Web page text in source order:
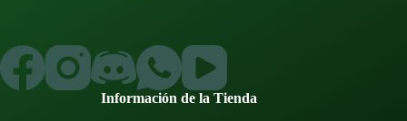
Información de la Tienda